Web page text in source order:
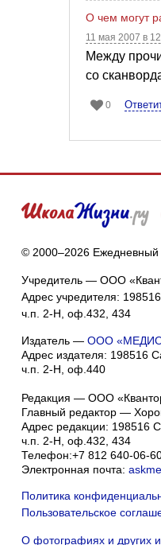
О чем могут
11 мая 2007 в
Между
со
0
© 2000–2026
Учредитель — ООО
Адрес учредителя:
ч.п. 2-Н, оф.432, 434
Издатель — ООО
Адрес издателя: 198516
ч.п. 2-Н, оф.440
Редакция — ООО
Главный редактор —
Адрес редакции: 198516
ч.п. 2-Н, оф.432, 434
Телефон:+7 812 640-06-
Электронная почта:
Политика
Пользовательское
О фотографиях и других